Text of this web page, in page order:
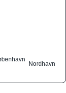
Nordhavn